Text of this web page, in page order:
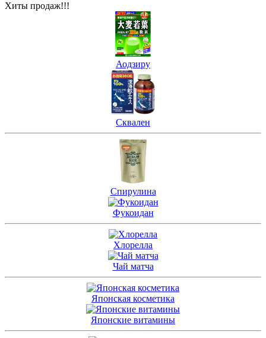
Хиты продаж!!!
Аодзиру
Сквален
Спирулина
Фукоидан
Хлорелла
Чай матча
Японская косметика
Японские витамины